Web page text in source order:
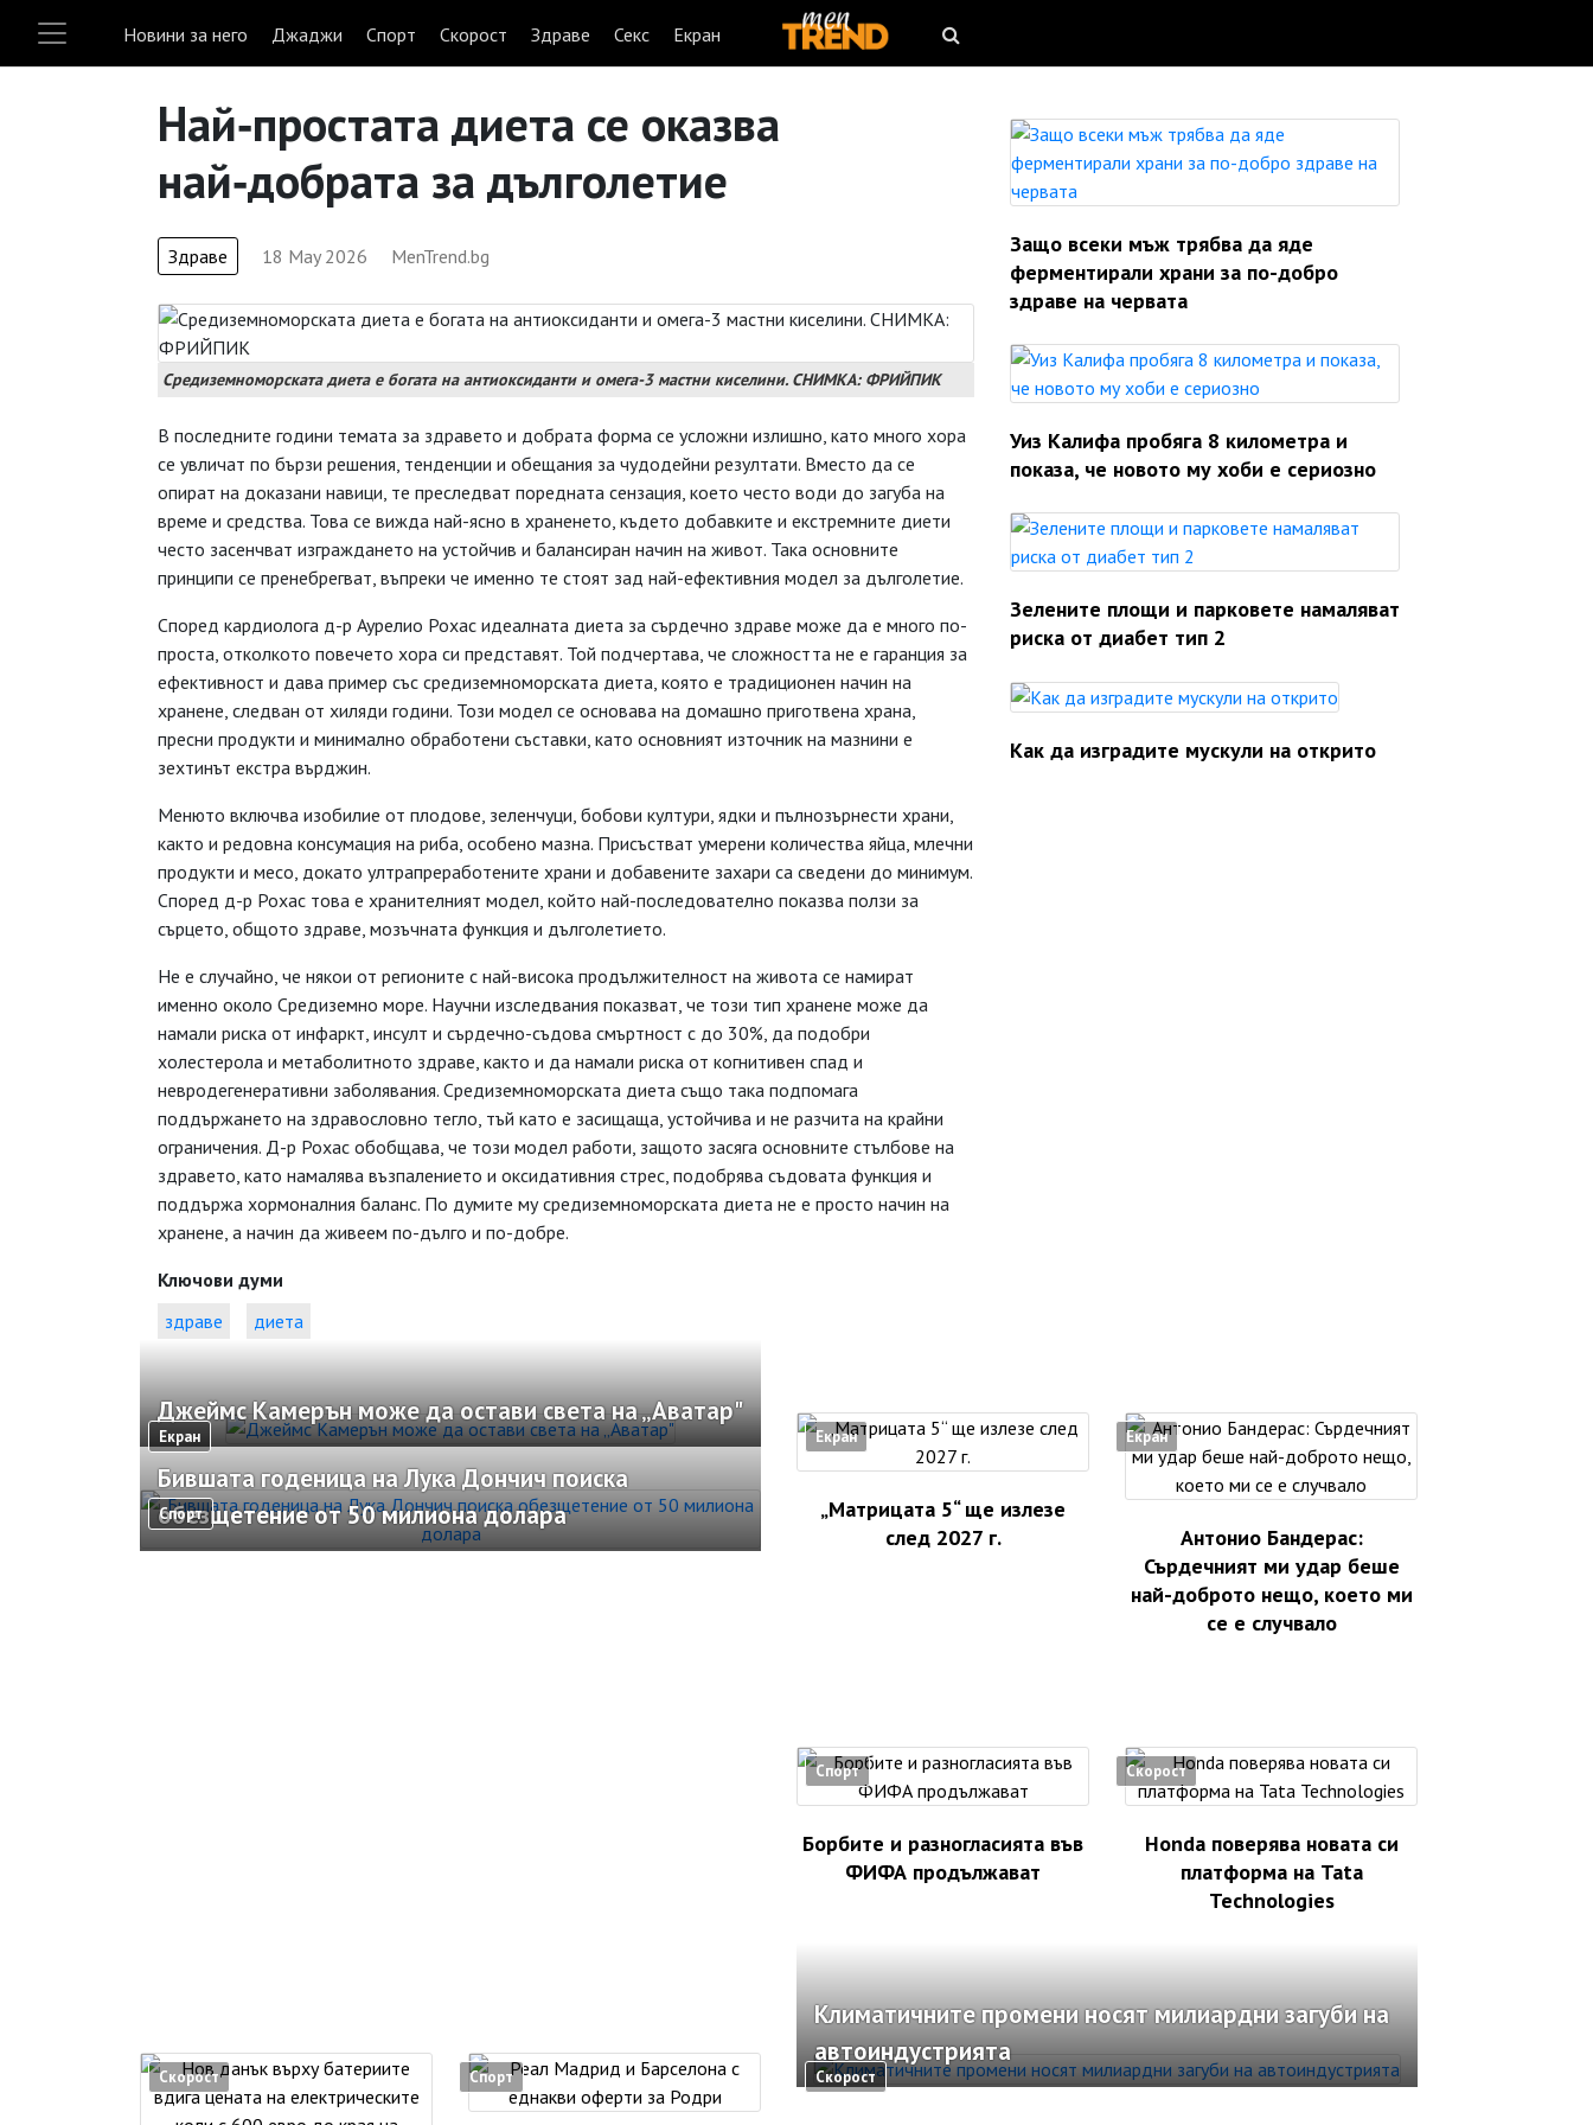
Новини за него Джаджи Спорт Скорост Здраве Секс Екран
Най‑простата диета се оказва
най‑добрата за дълголетие
Здраве 18 May 2026 MenTrend.bg
Средиземноморската диета е богата на антиоксиданти и омега-3 мастни киселини. СНИМКА: ФРИЙПИК
В последните години темата за здравето и добрата форма се усложни излишно, като много хора
се увличат по бързи решения, тенденции и обещания за чудодейни резултати. Вместо да се
опират на доказани навици, те преследват поредната сензация, което често води до загуба на
време и средства. Това се вижда най-ясно в храненето, където добавките и екстремните диети
често засенчват изграждането на устойчив и балансиран начин на живот. Така основните
принципи се пренебрегват, въпреки че именно те стоят зад най-ефективния модел за дълголетие.
Според кардиолога д-р Аурелио Рохас идеалната диета за сърдечно здраве може да е много по-
проста, отколкото повечето хора си представят. Той подчертава, че сложността не е гаранция за
ефективност и дава пример със средиземноморската диета, която е традиционен начин на
хранене, следван от хиляди години. Този модел се основава на домашно приготвена храна,
пресни продукти и минимално обработени съставки, като основният източник на мазнини е
зехтинът екстра върджин.
Менюто включва изобилие от плодове, зеленчуци, бобови култури, ядки и пълнозърнести храни,
както и редовна консумация на риба, особено мазна. Присъстват умерени количества яйца, млечни
продукти и месо, докато ултрапреработените храни и добавените захари са сведени до минимум.
Според д-р Рохас това е хранителният модел, който най-последователно показва ползи за
сърцето, общото здраве, мозъчната функция и дълголетието.
Не е случайно, че някои от регионите с най-висока продължителност на живота се намират
именно около Средиземно море. Научни изследвания показват, че този тип хранене може да
намали риска от инфаркт, инсулт и сърдечно-съдова смъртност с до 30%, да подобри
холестерола и метаболитното здраве, както и да намали риска от когнитивен спад и
невродегенеративни заболявания. Средиземноморската диета също така подпомага
поддържането на здравословно тегло, тъй като е засищаща, устойчива и не разчита на крайни
ограничения. Д-р Рохас обобщава, че този модел работи, защото засяга основните стълбове на
здравето, като намалява възпалението и оксидативния стрес, подобрява съдовата функция и
поддържа хормоналния баланс. По думите му средиземноморската диета не е просто начин на
хранене, а начин да живеем по-дълго и по-добре.
Ключови думи
здраве
диета
Защо всеки мъж трябва да яде
ферментирали храни за по-добро
здраве на червата
Уиз Калифа пробяга 8 километра и
показа, че новото му хоби е сериозно
Зелените площи и парковете намаляват
риска от диабет тип 2
Как да изградите мускули на открито
Екран
Джеймс Камерън може да остави света на „Аватар"
Спорт
Бившата годеница на Лука Дончич поиска
обезщетение от 50 милиона долара
Екран
„Матрицата 5“ ще излезе
след 2027 г.
Екран
Антонио Бандерас:
Сърдечният ми удар беше
най-доброто нещо, което ми
се е случвало
Спорт
Борбите и разногласията във
ФИФА продължават
Скорост
Honda поверява новата си
платформа на Tata
Technologies
Скорост Спорт Скорост
Климатичните промени носят милиардни загуби на
автоиндустрията